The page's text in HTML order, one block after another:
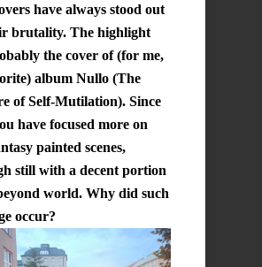
have always stood out
brutality. The highlight
the cover of (for me,
album Nullo (The
of Self-Mutilation). Since
have focused more on
painted scenes,
still with a decent portion
world. Why did such
occur?